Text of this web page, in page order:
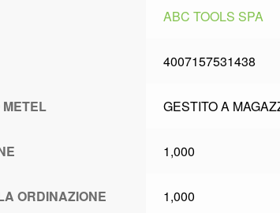
ABC TOOLS SPA
4007157531438
METEL GESTITO A
1,000
ORDINAZIONE 1,000